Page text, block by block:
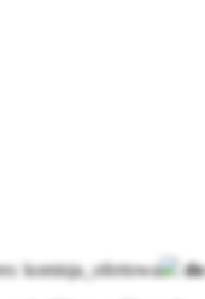
komisja_ofertowa